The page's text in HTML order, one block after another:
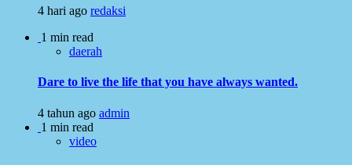
4 hari ago redaksi
1 min read
daerah
Dare to live the life that you have always wanted.
4 tahun ago admin
1 min read
video